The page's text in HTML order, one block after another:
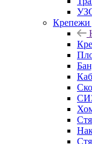
Крепежи